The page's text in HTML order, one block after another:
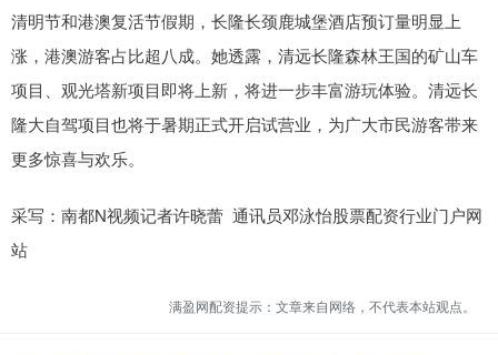
清明节和港澳复活节假期，长隆长颈鹿城堡酒店预订量明显上
涨，港澳游客占比超八成。她透露，清远长隆森林王国的矿山车
项目、观光塔新项目即将上新，将进一步丰富游玩体验。清远长
隆大自驾项目也将于暑期正式开启试营业，为广大市民游客带来
更多惊喜与欢乐。
采写：南都N视频记者许晓蕾 通讯员邓泳怡股票配资行业门户网
站
满盈网配资提示：文章来自网络，不代表本站观点。